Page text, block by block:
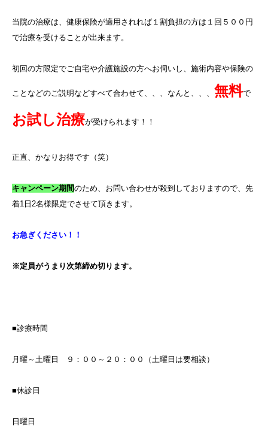
当院の治療は、健康保険が適用されれば１割負担の方は１回５００円
で治療を受けることが出来ます。
初回の方限定でご自宅や介護施設の方へお伺いし、施術内容や保険の
ことなどのご説明などすべて合わせて、、、なんと、、、 無料で
お試し治療が受けられます！！
正直、かなりお得です（笑）
キャンペーン期間のため、お問い合わせが殺到しておりますので、先
着1 日 2名様限定でさせて頂きます。
お急ぎください！！
※定員がうまり次第締め切ります。
■診療時間
月曜～土曜日 ９：００～２０：００（土曜日は要相談）
■休診日
日曜日